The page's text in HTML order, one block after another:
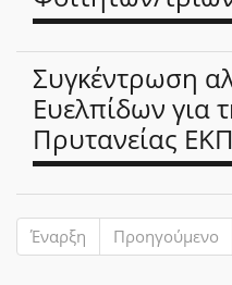
Συγκέντρωση
Ευελπίδων για
Πρυτανείας
Έναρξη Προηγούμενο